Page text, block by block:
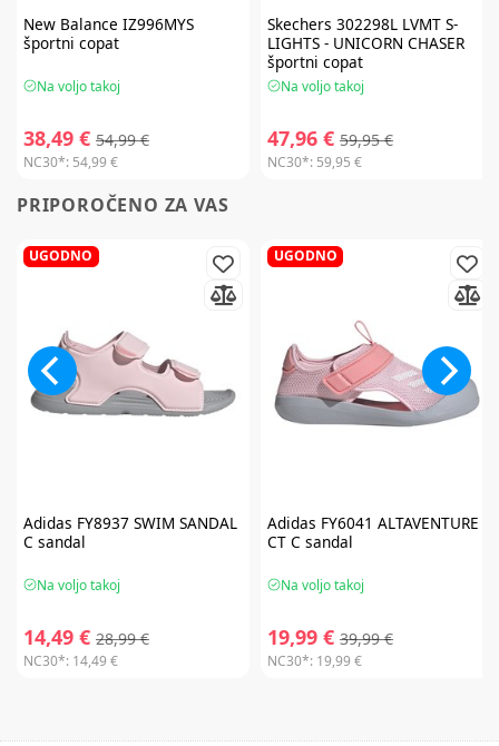
New Balance IZ996MYS
športni copat
Na voljo takoj
38,49 € 54,99 €
NC30*: 54,99 €
Skechers 302298L LVMT S-
LIGHTS - UNICORN CHASER
športni copat
Na voljo takoj
47,96 € 59,95 €
NC30*: 59,95 €
PRIPOROČENO ZA VAS
UGODNO
Adidas FY8937 SWIM SANDAL
C sandal
Na voljo takoj
14,49 € 28,99 €
NC30*: 14,49 €
UGODNO
Adidas FY6041 ALTAVENTURE
CT C sandal
Na voljo takoj
19,99 € 39,99 €
NC30*: 19,99 €